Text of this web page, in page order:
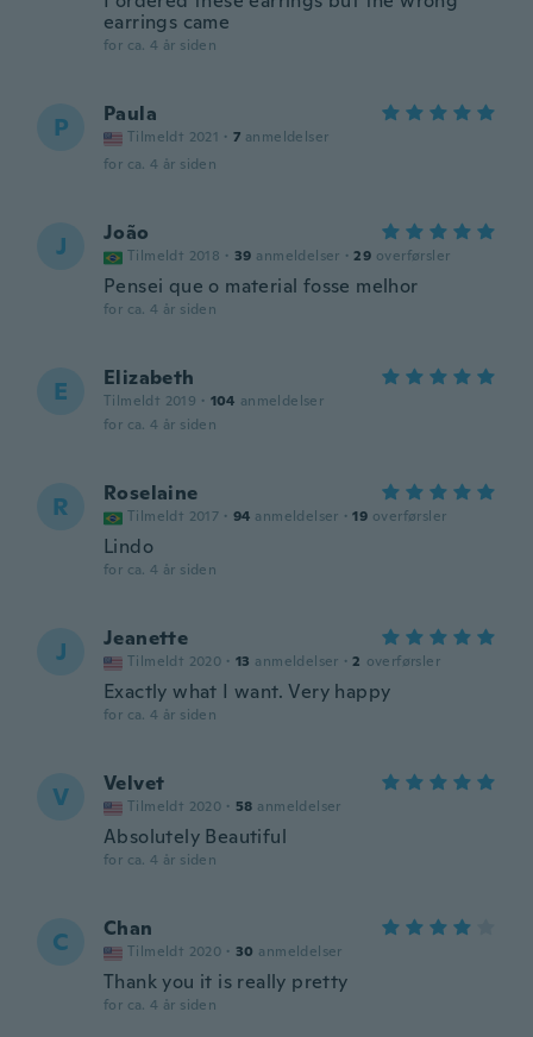
earrings came
for ca. 4 år siden
P Paula
Tilmeldt 2021 · 7 anmeldelser
for ca. 4 år siden
J João
Tilmeldt 2018 · 39 anmeldelser · 29 overførsler
Pensei que o material fosse melhor
for ca. 4 år siden
E Elizabeth
Tilmeldt 2019 · 104 anmeldelser
for ca. 4 år siden
R Roselaine
Tilmeldt 2017 · 94 anmeldelser · 19 overførsler
Lindo
for ca. 4 år siden
J Jeanette
Tilmeldt 2020 · 13 anmeldelser · 2 overførsler
Exactly what I want. Very happy
for ca. 4 år siden
V Velvet
Tilmeldt 2020 · 58 anmeldelser
Absolutely Beautiful
for ca. 4 år siden
C Chan
Tilmeldt 2020 · 30 anmeldelser
Thank you it is really pretty
for ca. 4 år siden